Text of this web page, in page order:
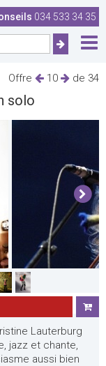
034 533 34 35
Offre 10 de 34
solo
Lauterburg
jazz et chante,
aussi bien